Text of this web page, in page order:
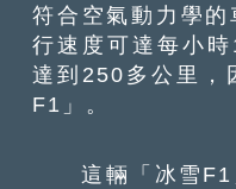
符合空氣動力學
行速度可達每小
達到250多公里，
F1」。
這輛「冰雪F1